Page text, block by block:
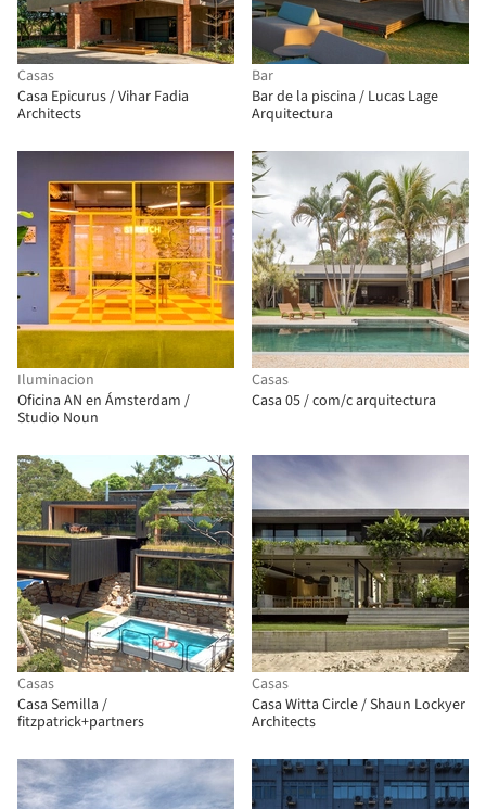
Casas
Casa Epicurus / Vihar Fadia
Architects
Bar
Bar de la piscina / Lucas Lage
Arquitectura
Iluminacion
Oficina AN en Ámsterdam /
Studio Noun
Casas
Casa 05 / com/c arquitectura
Casas
Casa Semilla /
fitzpatrick+partners
Casas
Casa Witta Circle / Shaun Lockyer
Architects